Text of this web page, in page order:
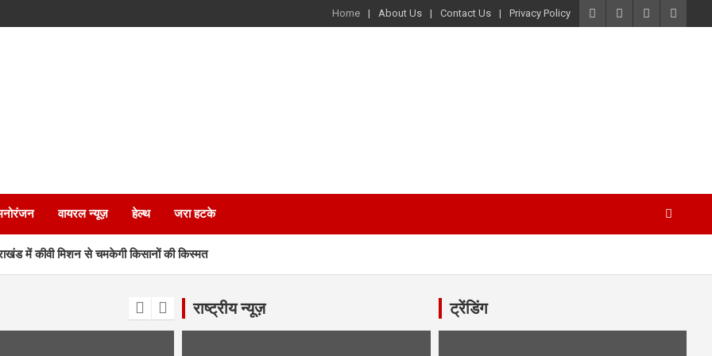
Home About Us Contact Us Privacy Policy
वायरल न्यूज़ हेल्थ जरा हटके
में कीवी मिशन से चमकेगी किसानों की किस्मत
कर्मचारियों के भविष्य पर हाईकोर्ट में सुनवाई
राष्ट्रीय न्यूज़ ट्रेंडिंग